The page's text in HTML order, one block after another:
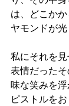
は、どこか
ヤモンドが光
私にそれを
表情だった
味な笑みを
ピストルを